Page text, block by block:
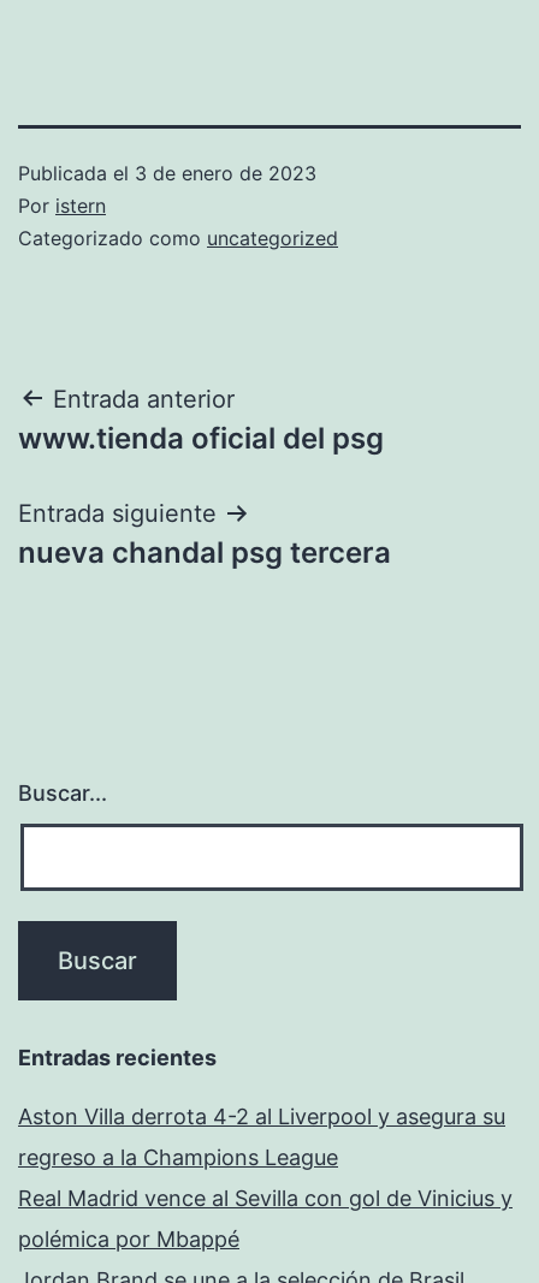
Publicada el 3 de enero de 2023
Por istern
Categorizado como uncategorized
Navegación
de
entradas
Entrada anterior
www.tienda oficial del psg
Entrada siguiente
nueva chandal psg tercera
Buscar...
Entradas recientes
Aston Villa derrota 4-2 al Liverpool y asegura su
regreso a la Champions League
Real Madrid vence al Sevilla con gol de Vinicius y
polémica por Mbappé